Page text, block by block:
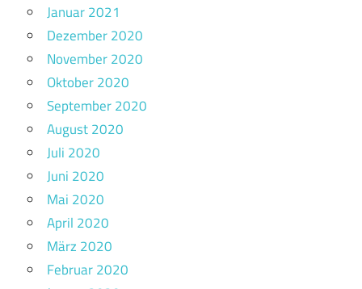
Januar 2021
Dezember 2020
November 2020
Oktober 2020
September 2020
August 2020
Juli 2020
Juni 2020
Mai 2020
April 2020
März 2020
Februar 2020